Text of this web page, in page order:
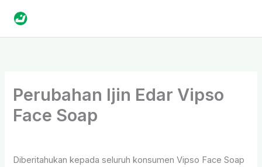
content
Perubahan Ijin Edar Vipso
Face Soap
Diberitahukan kepada seluruh konsumen Vipso Face Soap